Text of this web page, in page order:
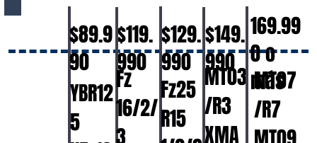
$119.
990
$129.
990
$149.
990
169.99
0 o
más
YBR12
5
$89.9
90
MT07
/R7
Fz
16/2/
3
Fz25
R15
MT03
/R3
XMA